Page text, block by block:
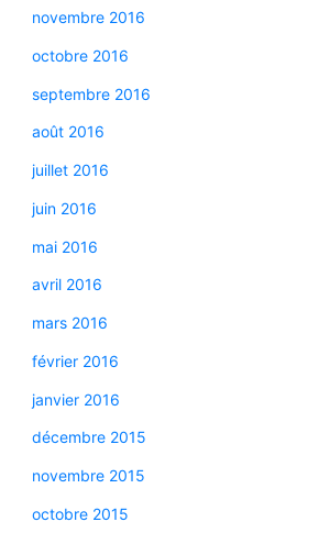
novembre 2016
octobre 2016
septembre 2016
août 2016
juillet 2016
juin 2016
mai 2016
avril 2016
mars 2016
février 2016
janvier 2016
décembre 2015
novembre 2015
octobre 2015